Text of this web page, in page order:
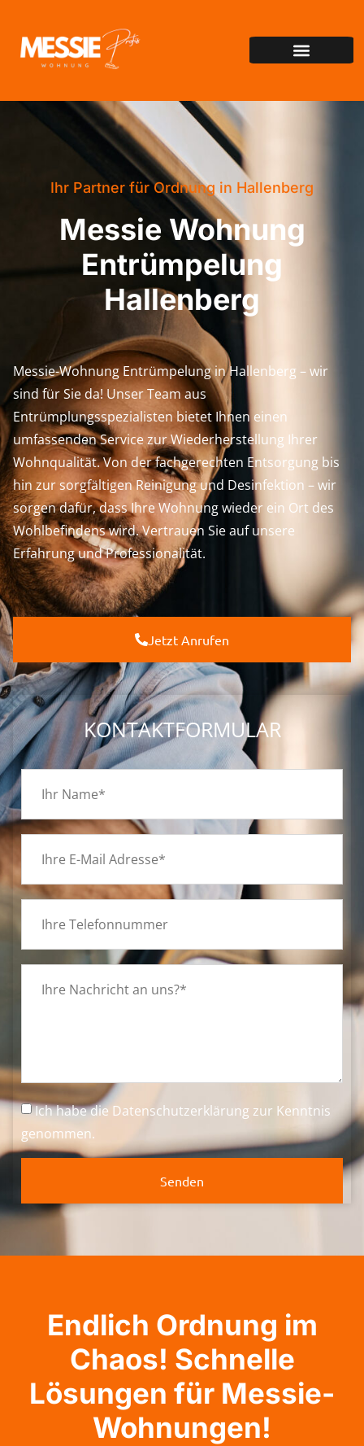
Ihr Partner für Ordnung in Hallenberg
Messie Wohnung
Entrümpelung
Hallenberg
Messie-Wohnung Entrümpelung in Hallenberg – wir
sind für Sie da! Unser Team aus
Entrümplungsspezialisten bietet Ihnen einen
umfassenden Service zur Wiederherstellung Ihrer
Wohnqualität. Von der fachgerechten Entsorgung bis
hin zur sorgfältigen Reinigung und Desinfektion – wir
sorgen dafür, dass Ihre Wohnung wieder ein Ort des
Wohlbefindens wird. Vertrauen Sie auf unsere
Erfahrung und Professionalität.
Jetzt Anrufen
KONTAKTFORMULAR
Ich habe die Datenschutzerklärung zur Kenntnis
genommen.
Senden
Endlich Ordnung im
Chaos! Schnelle
Lösungen für Messie-
Wohnungen!